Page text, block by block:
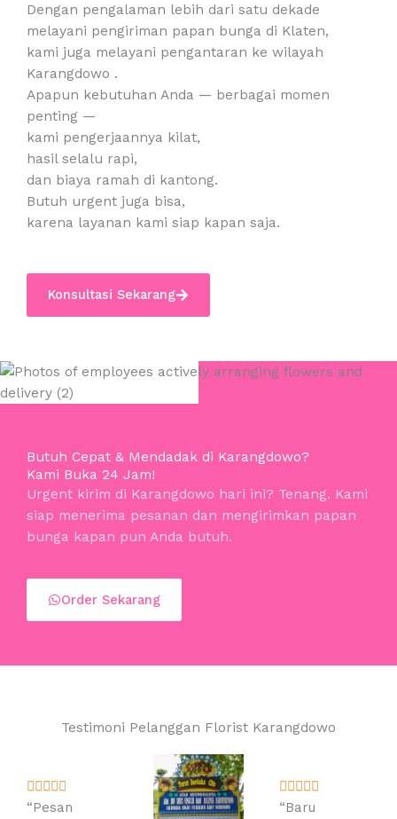
Dengan pengalaman lebih dari satu dekade
melayani pengiriman papan bunga di Klaten,
kami juga melayani pengantaran ke wilayah
Karangdowo .
Apapun kebutuhan Anda — berbagai momen
penting —
kami pengerjaannya kilat,
hasil selalu rapi,
dan biaya ramah di kantong.
Butuh urgent juga bisa,
karena layanan kami siap kapan saja.
Konsultasi Sekarang
Butuh Cepat & Mendadak di Karangdowo?
Kami Buka 24 Jam!
Urgent kirim di Karangdowo hari ini? Tenang. Kami
siap menerima pesanan dan mengirimkan papan
bunga kapan pun Anda butuh.
Order Sekarang
Testimoni Pelanggan Florist Karangdowo

a
“Pesan

“Baru